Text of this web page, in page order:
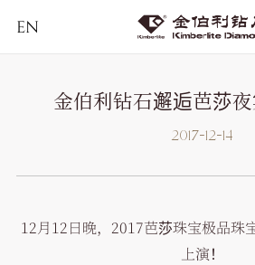
EN
金伯利钻石邂逅芭莎
2017-12-14
12月12日晚，2017芭莎珠宝极品珠
上演！